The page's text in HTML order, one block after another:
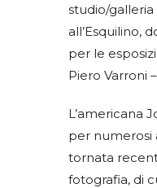
studio/galleria
all’Esquilino,
per le
Piero Varroni
L’americana
per numerosi
tornata
fotografia, di